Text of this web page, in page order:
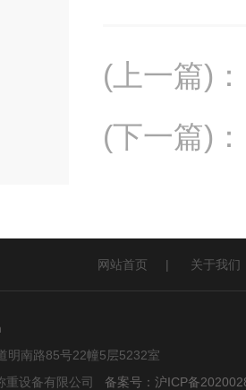
(上一篇) ：
(下一篇) ：
网站首页 | 关于我们
明南路85号22幢5层5232室
重设备有限公司 备案号：沪ICP备